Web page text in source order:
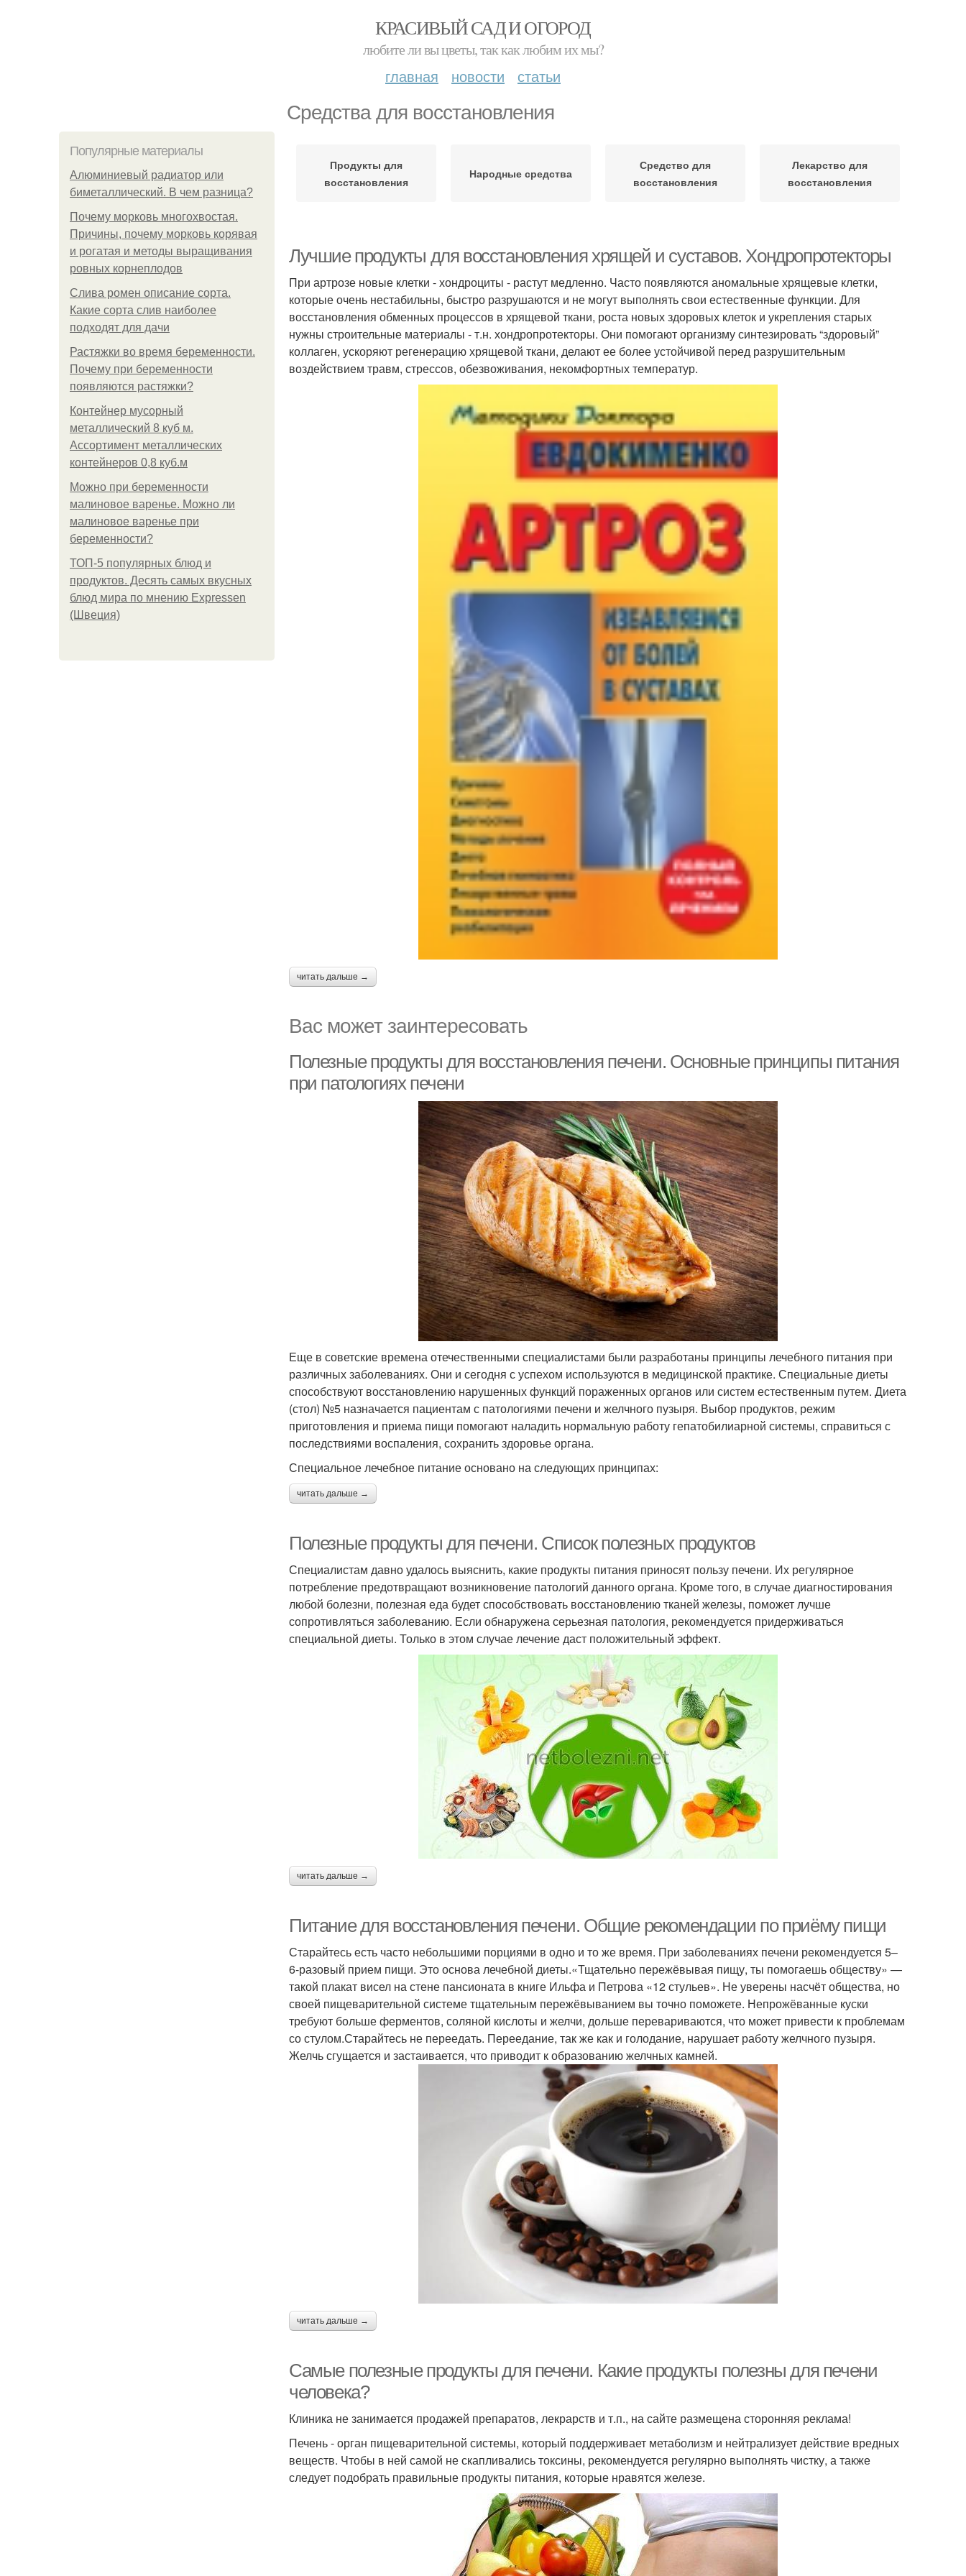
КРАСИВЫЙ САД И ОГОРОД
любите ли вы цветы, так как любим их мы?
главная новости статьи
Средства для восстановления
Популярные материалы
Алюминиевый радиатор или
биметаллический. В чем разница?
Почему морковь многохвостая.
Причины, почему морковь корявая
и рогатая и методы выращивания
ровных корнеплодов
Слива ромен описание сорта.
Какие сорта слив наиболее
подходят для дачи
Растяжки во время беременности.
Почему при беременности
появляются растяжки?
Контейнер мусорный
металлический 8 куб м.
Ассортимент металлических
контейнеров 0,8 куб.м
Можно при беременности
малиновое варенье. Можно ли
малиновое варенье при
беременности?
ТОП-5 популярных блюд и
продуктов. Десять самых вкусных
блюд мира по мнению Expressen
(Швеция)
Продукты для
восстановления
Народные средства
Средство для
восстановления
Лекарство для
восстановления
Лучшие продукты для восстановления хрящей и суставов. Хондропротекторы
При артрозе новые клетки - хондроциты - растут медленно. Часто появляются аномальные хрящевые клетки,
которые очень нестабильны, быстро разрушаются и не могут выполнять свои естественные функции. Для
восстановления обменных процессов в хрящевой ткани, роста новых здоровых клеток и укрепления старых
нужны строительные материалы - т.н. хондропротекторы. Они помогают организму синтезировать “здоровый”
коллаген, ускоряют регенерацию хрящевой ткани, делают ее более устойчивой перед разрушительным
воздействием травм, стрессов, обезвоживания, некомфортных температур.
читать дальше →
Вас может заинтересовать
Полезные продукты для восстановления печени. Основные принципы питания
при патологиях печени
Еще в советские времена отечественными специалистами были разработаны принципы лечебного питания при
различных заболеваниях. Они и сегодня с успехом используются в медицинской практике. Специальные диеты
способствуют восстановлению нарушенных функций пораженных органов или систем естественным путем. Диета
(стол) №5 назначается пациентам с патологиями печени и желчного пузыря. Выбор продуктов, режим
приготовления и приема пищи помогают наладить нормальную работу гепатобилиарной системы, справиться с
последствиями воспаления, сохранить здоровье органа.
Специальное лечебное питание основано на следующих принципах:
читать дальше →
Полезные продукты для печени. Список полезных продуктов
Специалистам давно удалось выяснить, какие продукты питания приносят пользу печени. Их регулярное
потребление предотвращают возникновение патологий данного органа. Кроме того, в случае диагностирования
любой болезни, полезная еда будет способствовать восстановлению тканей железы, поможет лучше
сопротивляться заболеванию. Если обнаружена серьезная патология, рекомендуется придерживаться
специальной диеты. Только в этом случае лечение даст положительный эффект.
читать дальше →
Питание для восстановления печени. Общие рекомендации по приёму пищи
Старайтесь есть часто небольшими порциями в одно и то же время. При заболеваниях печени рекомендуется 5–
6-разовый прием пищи. Это основа лечебной диеты.«Тщательно пережёвывая пищу, ты помогаешь обществу» —
такой плакат висел на стене пансионата в книге Ильфа и Петрова «12 стульев». Не уверены насчёт общества, но
своей пищеварительной системе тщательным пережёвыванием вы точно поможете. Непрожёванные куски
требуют больше ферментов, соляной кислоты и желчи, дольше перевариваются, что может привести к проблемам
со стулом.Старайтесь не переедать. Переедание, так же как и голодание, нарушает работу желчного пузыря.
Желчь сгущается и застаивается, что приводит к образованию желчных камней.
читать дальше →
Самые полезные продукты для печени. Какие продукты полезны для печени
человека?
Клиника не занимается продажей препаратов, лекрарств и т.п., на сайте размещена сторонняя реклама!
Печень - орган пищеварительной системы, который поддерживает метаболизм и нейтрализует действие вредных
веществ. Чтобы в ней самой не скапливались токсины, рекомендуется регулярно выполнять чистку, а также
следует подобрать правильные продукты питания, которые нравятся железе.